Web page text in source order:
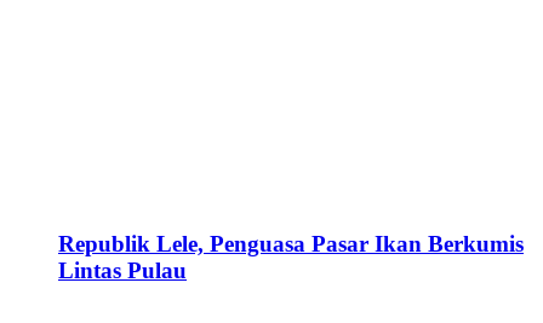
Republik Lele, Penguasa Pasar Ikan Berkumis
Lintas Pulau